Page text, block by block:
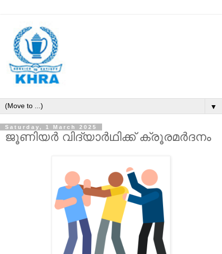
▼
Saturday, 1 March 2025
ജൂ​ണി​യ​ര്‍ വി​ദ്യാ​ർഥിക്ക് ക്രൂരമർദനം